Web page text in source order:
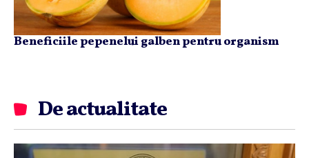
Beneficiile pepenelui galben pentru organism
De actualitate